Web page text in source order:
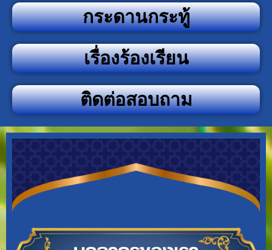
กระดานกระทู้
เรื่องร้องเรียน
ติดต่อสอบถาม